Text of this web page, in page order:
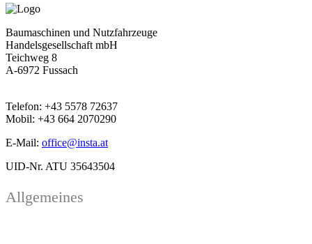
Baumaschinen und Nutzfahrzeuge
Handelsgesellschaft mbH
Teichweg 8
A-6972 Fussach
Telefon: +43 5578 72637
Mobil: +43 664 2070290
E-Mail: office@insta.at
UID-Nr. ATU 35643504
Allgemeines